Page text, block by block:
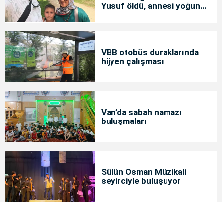
Yusuf öldü, annesi yoğun
VBB otobüs duraklarında
hijyen çalışması
Van’da sabah namazı
buluşmaları
Sülün Osman Müzikali
seyirciyle buluşuyor